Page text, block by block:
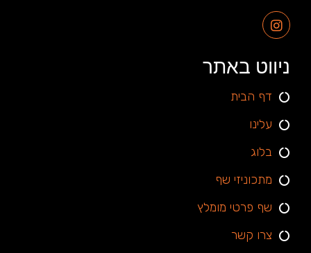
ניווט באתר
דף הבית
עלינו
בלוג
מתכוניזי שף
שף פרטי מומלץ
צרו קשר